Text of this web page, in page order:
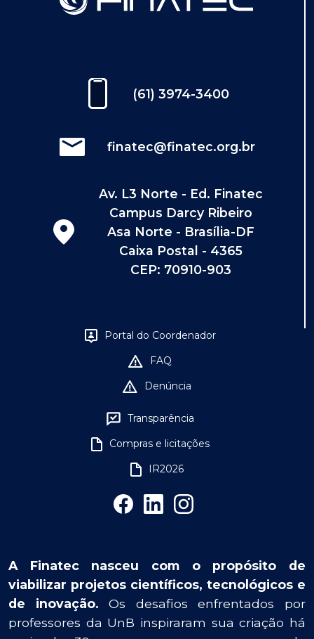
(61) 3974-3400
finatec@finatec.org.br
Av. L3 Norte - Ed. Finatec
Campus Darcy Ribeiro
Asa Norte - Brasília-DF
Caixa Postal - 4365
CEP: 70910-903
Portal do Coordenador
FAQ
Denúncia
Transparência
Compras e licitações
IR2026
A Finatec nasceu com o propósito de
viabilizar projetos científicos, tecnológicos e
de inovação. Os desafios enfrentados por
professores da UnB inspiraram sua criação há